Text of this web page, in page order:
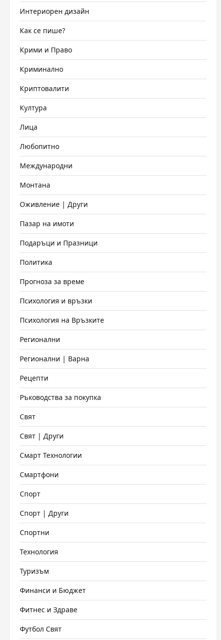
Интериорен дизайн
Как се пише?
Крими и Право
Криминално
Криптовалити
Култура
Лица
Любопитно
Международни
Монтана
Оживление | Други
Пазар на имоти
Подаръци и Празници
Политика
Прогноза за време
Психология и връзки
Психология на Връзките
Регионални
Регионални | Варна
Рецепти
Ръководства за покупка
Свят
Свят | Други
Смарт Технологии
Смартфони
Спорт
Спорт | Други
Спортни
Технология
Туризъм
Финанси и Бюджет
Фитнес и Здраве
Футбол Свят